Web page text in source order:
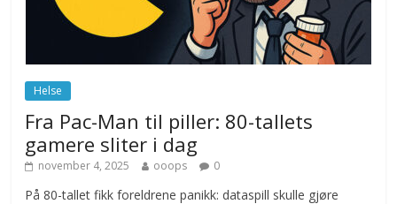
Norge innfører nullvisjon for nedbør
juni 23, 2026 No Comments
Helse
Fra Pac-Man til piller: 80-tallets
gamere sliter i dag
november 4, 2025 ooops 0
På 80-tallet fikk foreldrene panikk: dataspill skulle gjøre